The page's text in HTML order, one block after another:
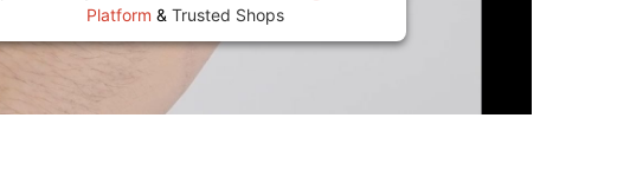
Platform & Trusted Shops